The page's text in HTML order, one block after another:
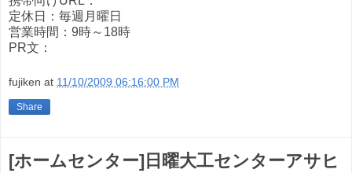
定休日：毎週月曜日
営業時間：9時～18時
PR文：
fujiken at 11/10/2009 06:16:00 PM
Share
[ホームセンター]日曜大工センターアサヒ